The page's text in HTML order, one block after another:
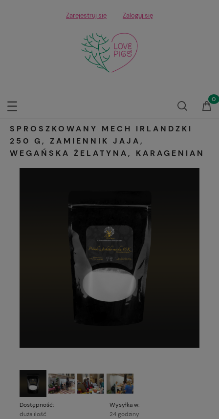
Zarejestruj się Zaloguj się
SPROSZKOWANY MECH IRLANDZKI
250 G, ZAMIENNIK JAJA,
WEGAŃSKA ŻELATYNA, KARAGENIAN
Dostępność:
duża ilość
Wysyłka w:
24 godziny